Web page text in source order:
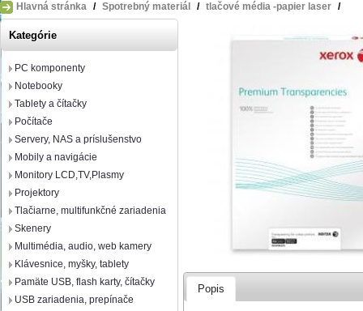
Hlavná stránka / Spotrebný materiál / tlačové média -papier laser /
Kategórie
PC komponenty
Notebooky
Tablety a čítačky
Počítače
Servery, NAS a príslušenstvo
Mobily a navigácie
Monitory LCD,TV,Plasmy
Projektory
Tlačiarne, multifunkčné zariadenia
Skenery
Multimédia, audio, web kamery
Klávesnice, myšky, tablety
Pamäte USB, flash karty, čítačky
USB zariadenia, prepínače
Popis